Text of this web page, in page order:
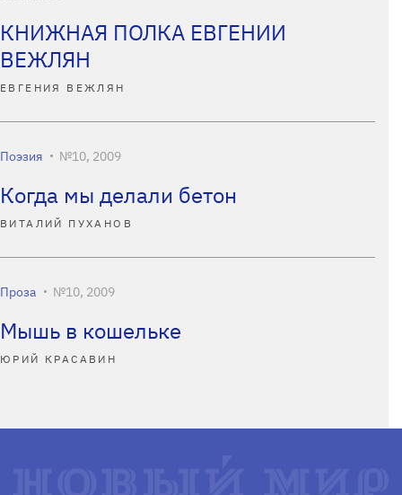
КНИЖНАЯ ПОЛКА ЕВГЕНИИ
ВЕЖЛЯН
ЕВГЕНИЯ ВЕЖЛЯН
Поэзия №10, 2009
Когда мы делали бетон
ВИТАЛИЙ ПУХАНОВ
Проза №10, 2009
Мышь в кошельке
ЮРИЙ КРАСАВИН